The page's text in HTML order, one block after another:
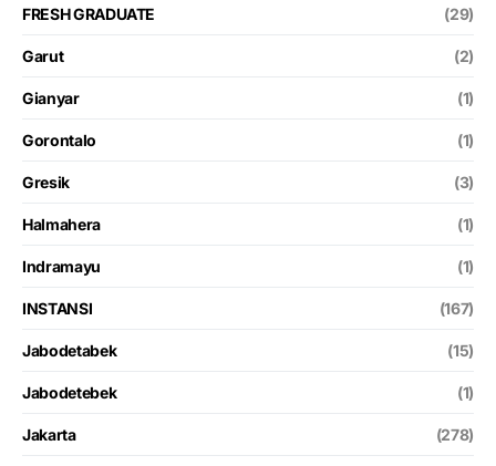
FRESH GRADUATE (29)
Garut (2)
Gianyar (1)
Gorontalo (1)
Gresik (3)
Halmahera (1)
Indramayu (1)
INSTANSI (167)
Jabodetabek (15)
Jabodetebek (1)
Jakarta (278)